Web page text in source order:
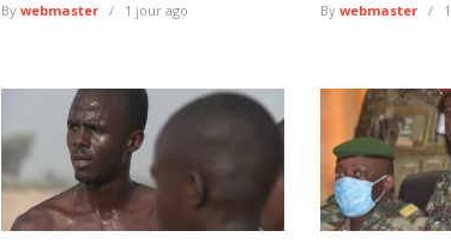
By webmaster 1 jour ago Bywebmaster